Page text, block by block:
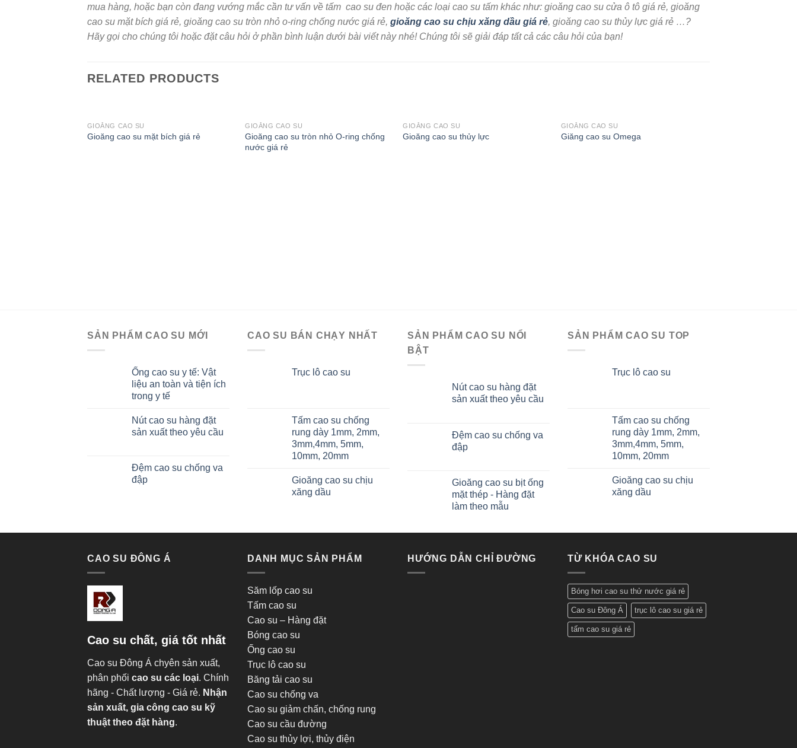
mua hàng, hoặc bạn còn đang vướng mắc cần tư vấn về tấm cao su đen hoặc các loại cao su tấm khác như: gioăng cao su cửa ô tô giá rẻ, gioăng
cao su mặt bích giá rẻ, gioăng cao su tròn nhỏ o-ring chống nước giá rẻ, gioăng cao su chịu xăng dầu giá rẻ, gioăng cao su thủy lực giá rẻ …?
Hãy gọi cho chúng tôi hoặc đặt câu hỏi ở phần bình luận dưới bài viết này nhé! Chúng tôi sẽ giải đáp tất cả các câu hỏi của bạn!
RELATED PRODUCTS
GIOĂNG CAO SU
Gioăng cao su mặt bích giá rẻ
GIOĂNG CAO SU
Gioăng cao su tròn nhỏ O-ring chống
nước giá rẻ
GIOĂNG CAO SU
Gioăng cao su thủy lực
GIOĂNG CAO SU
Giăng cao su Omega
SẢN PHẨM CAO SU MỚI
Ống cao su y tế: Vật
liệu an toàn và tiện ích
trong y tế
Nút cao su hàng đặt
sản xuất theo yêu cầu
Đệm cao su chống va
đập
CAO SU BÁN CHẠY NHẤT
Trục lô cao su
Tấm cao su chống
rung dày 1mm, 2mm,
3mm,4mm, 5mm,
10mm, 20mm
Gioăng cao su chịu
xăng dầu
SẢN PHẨM CAO SU NỔI
BẬT
Nút cao su hàng đặt
sản xuất theo yêu cầu
Đệm cao su chống va
đập
Gioăng cao su bịt ống
mặt thép - Hàng đặt
làm theo mẫu
SẢN PHẨM CAO SU TOP
Trục lô cao su
Tấm cao su chống
rung dày 1mm, 2mm,
3mm,4mm, 5mm,
10mm, 20mm
Gioăng cao su chịu
xăng dầu
CAO SU ĐÔNG Á
Cao su chất, giá tốt nhất
Cao su Đông Á chyên sản xuất,
phân phối cao su các loại. Chính
hãng - Chất lượng - Giá rẻ. Nhận
sản xuất, gia công cao su kỹ
thuật theo đặt hàng.
DANH MỤC SẢN PHẨM
Săm lốp cao su
Tấm cao su
Cao su – Hàng đặt
Bóng cao su
Ống cao su
Trục lô cao su
Băng tải cao su
Cao su chống va
Cao su giảm chấn, chống rung
Cao su cầu đường
Cao su thủy lợi, thủy điện
HƯỚNG DẪN CHỈ ĐƯỜNG TỪ KHÓA CAO SU
Bóng hơi cao su thử nước giá rẻ
Cao su Đông Á trục lô cao su giá rẻ
tấm cao su giá rẻ